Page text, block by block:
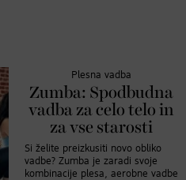
Plesna vadba
Zumba: Spodbudna
vadba za celo telo in
za vse starosti
Si želite preizkusiti novo obliko
vadbe? Zumba je zaradi svoje
kombinacije plesa, aerobne vadbe